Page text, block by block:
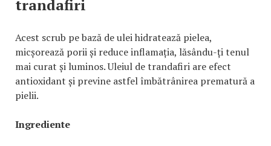
trandafiri
Acest scrub pe bază de ulei hidratează pielea,
micșorează porii și reduce inflamația, lăsându-ți tenul
mai curat și luminos. Uleiul de trandafiri are efect
antioxidant și previne astfel îmbătrânirea prematură a
pielii.
Ingrediente